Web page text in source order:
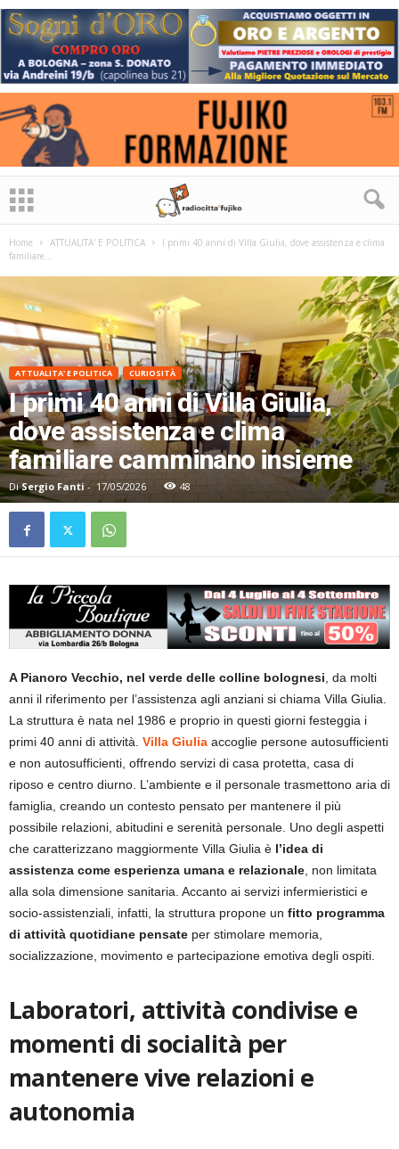
Home ATTUALITA' E POLITICA
I primi 40 anni di Villa Giulia, dove assistenza e clima
familiare...
ATTUALITA' E POLITICA CURIOSITÀ
I primi 40 anni di Villa Giulia,
dove assistenza e clima
familiare camminano insieme
Di Sergio Fanti - 17/05/2026 48
A Pianoro Vecchio, nel verde delle colline bolognesi, da molti
anni il riferimento per l’assistenza agli anziani si chiama Villa Giulia.
La struttura è nata nel 1986 e proprio in questi giorni festeggia i
primi 40 anni di attività. Villa Giulia accoglie persone autosufficienti
e non autosufficienti, offrendo servizi di casa protetta, casa di
riposo e centro diurno. L’ambiente e il personale trasmettono aria di
famiglia, creando un contesto pensato per mantenere il più
possibile relazioni, abitudini e serenità personale. Uno degli aspetti
che caratterizzano maggiormente Villa Giulia è l’idea di
assistenza come esperienza umana e relazionale, non limitata
alla sola dimensione sanitaria. Accanto ai servizi infermieristici e
socio-assistenziali, infatti, la struttura propone un fitto programma
di attività quotidiane pensate per stimolare memoria,
socializzazione, movimento e partecipazione emotiva degli ospiti.
Laboratori, attività condivise e
momenti di socialità per
mantenere vive relazioni e
autonomia